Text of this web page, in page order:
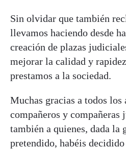
Sin olvidar que también
llevamos haciendo desde
creación de plazas
mejorar la calidad y
prestamos a la sociedad.
Muchas gracias a todos los
compañeros y compañeras
también a quienes, dada la
pretendido, habéis